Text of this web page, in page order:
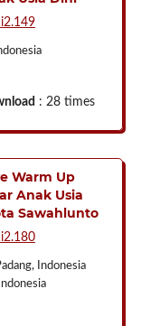
: 28 times
Warm Up
Anak Usia
Sawahlunto
Indonesia